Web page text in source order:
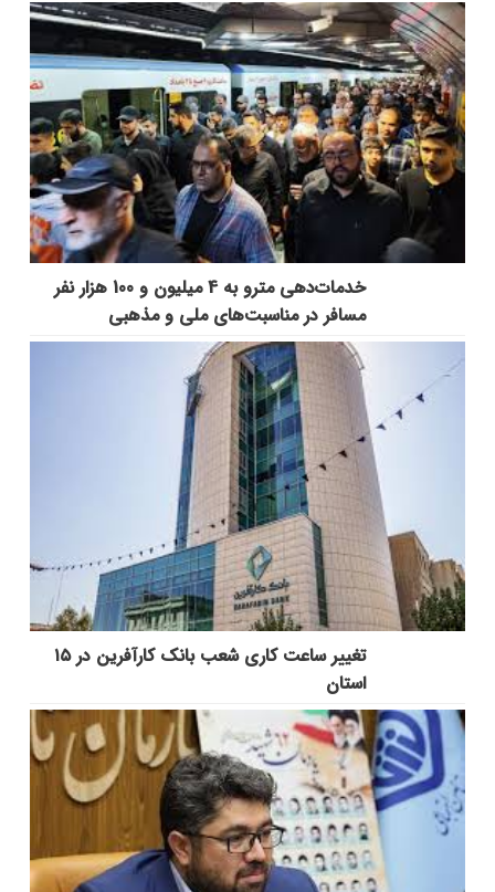
خدمات‌دهي مترو به 4 ميليون و 100 هزار نفر
مسافر در مناسبت‌هاي ملي و مذهبي
تغییر ساعت کاری شعب بانک کارآفرین در ۱۵
استان